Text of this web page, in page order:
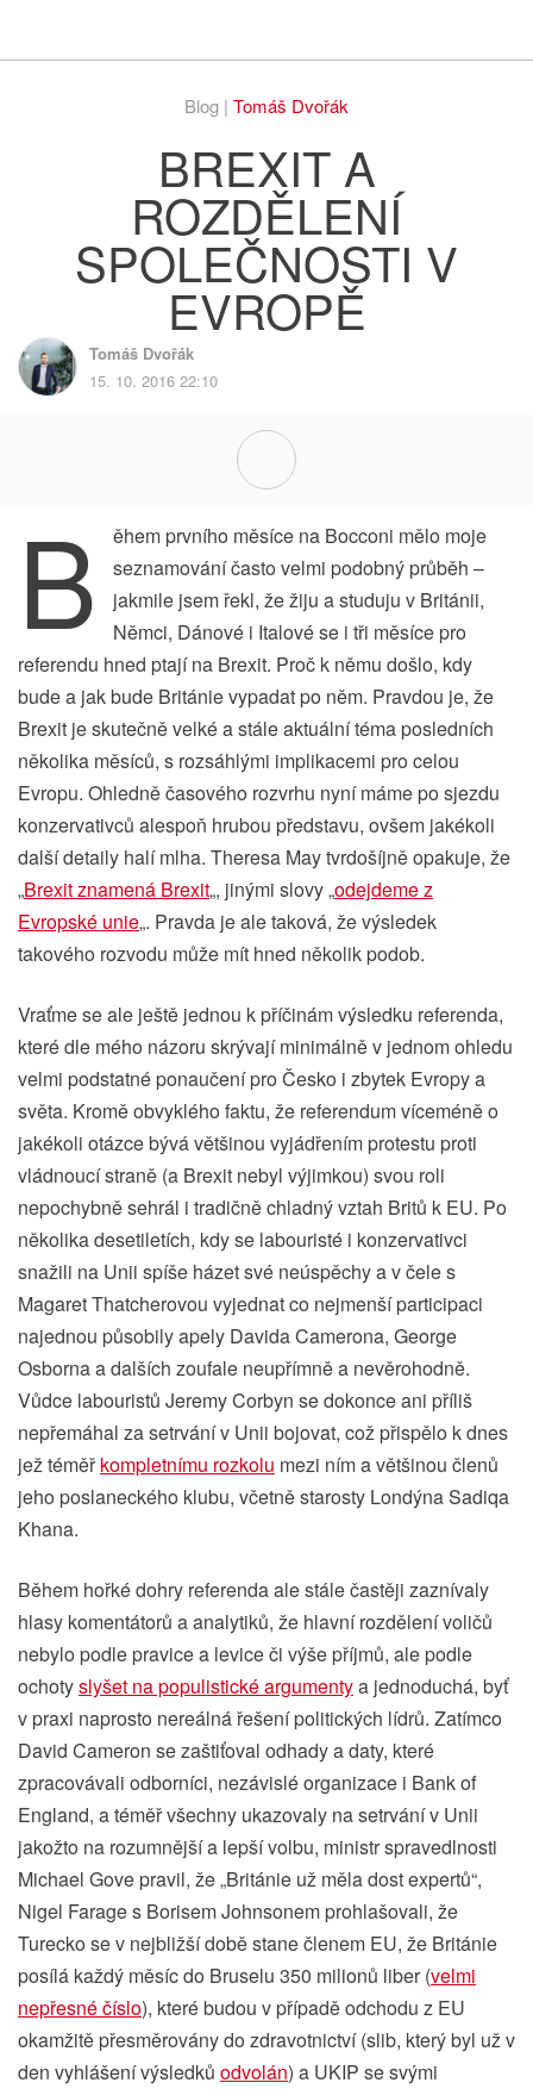
Blog | Tomáš Dvořák
BREXIT A
ROZDĚLENÍ
SPOLEČNOSTI V
EVROPĚ
Tomáš Dvořák
15. 10. 2016 22:10
B
ěhem prvního měsíce na Bocconi mělo moje
seznamování často velmi podobný průběh –
jakmile jsem řekl, že žiju a studuju v Británii,
Němci, Dánové i Italové se i tři měsíce pro
referendu hned ptají na Brexit. Proč k němu došlo, kdy
bude a jak bude Británie vypadat po něm. Pravdou je, že
Brexit je skutečně velké a stále aktuální téma posledních
několika měsíců, s rozsáhlými implikacemi pro celou
Evropu. Ohledně časového rozvrhu nyní máme po sjezdu
konzervativců alespoň hrubou představu, ovšem jakékoli
další detaily halí mlha. Theresa May tvrdošíjně opakuje, že
„Brexit znamená Brexit„, jinými slovy „odejdeme z
Evropské unie„. Pravda je ale taková, že výsledek
takového rozvodu může mít hned několik podob.
Vraťme se ale ještě jednou k příčinám výsledku referenda,
které dle mého názoru skrývají minimálně v jednom ohledu
velmi podstatné ponaučení pro Česko i zbytek Evropy a
světa. Kromě obvyklého faktu, že referendum víceméně o
jakékoli otázce bývá většinou vyjádřením protestu proti
vládnoucí straně (a Brexit nebyl výjimkou) svou roli
nepochybně sehrál i tradičně chladný vztah Britů k EU. Po
několika desetiletích, kdy se labouristé i konzervativci
snažili na Unii spíše házet své neúspěchy a v čele s
Magaret Thatcherovou vyjednat co nejmenší participaci
najednou působily apely Davida Camerona, George
Osborna a dalších zoufale neupřímně a nevěrohodně.
Vůdce labouristů Jeremy Corbyn se dokonce ani příliš
nepřemáhal za setrvání v Unii bojovat, což přispělo k dnes
jež téměřkompletnímu rozkolu mezi ním a většinou členů
jeho poslaneckého klubu, včetně starosty Londýna Sadiqa
Khana.
Během hořké dohry referenda ale stále častěji zaznívaly
hlasy komentátorů a analytiků, že hlavní rozdělení voličů
nebylo podle pravice a levice či výše příjmů, ale podle
ochotyslyšet na populistické argumentya jednoduchá, byť
v praxi naprosto nereálná řešení politických lídrů. Zatímco
David Cameron se zaštiťoval odhady a daty, které
zpracovávali odborníci, nezávislé organizace i Bank of
England, a téměř všechny ukazovaly na setrvání v Unii
jakožto na rozumnější a lepší volbu, ministr spravedlnosti
Michael Gove pravil, že „Británie už měla dost expertů“,
Nigel Farage s Borisem Johnsonem prohlašovali, že
Turecko se v nejbližší době stane členem EU, že Británie
posílá každý měsíc do Bruselu 350 milionů liber (velmi
nepřesné číslo), které budou v případě odchodu z EU
okamžitě přesměrovány do zdravotnictví (slib, který byl už v
den vyhlášení výsledků odvolán) a UKIP se svými